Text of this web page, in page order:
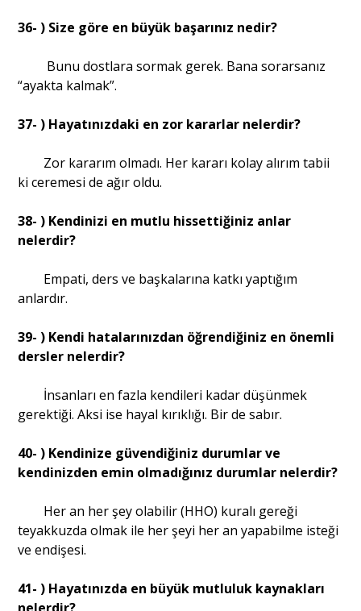
36- ) Size göre en büyük başarınız nedir?
Bunu dostlara sormak gerek. Bana sorarsanız
“ayakta kalmak”.
37- ) Hayatınızdaki en zor kararlar nelerdir?
Zor kararım olmadı. Her kararı kolay alırım tabii
ki ceremesi de ağır oldu.
38- ) Kendinizi en mutlu hissettiğiniz anlar
nelerdir?
Empati, ders ve başkalarına katkı yaptığım
anlardır.
39- ) Kendi hatalarınızdan öğrendiğiniz en önemli
dersler nelerdir?
İnsanları en fazla kendileri kadar düşünmek
gerektiği. Aksi ise hayal kırıklığı. Bir de sabır.
40- ) Kendinize güvendiğiniz durumlar ve
kendinizden emin olmadığınız durumlar nelerdir?
Her an her şey olabilir (HHO) kuralı gereği
teyakkuzda olmak ile her şeyi her an yapabilme isteği
ve endişesi.
41- ) Hayatınızda en büyük mutluluk kaynakları